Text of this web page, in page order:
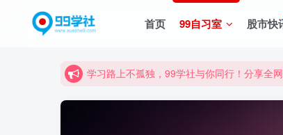
首页 99自习室 股市快
学习路上不孤独，99学社与你同行！分享全
学习路上不孤独，99学社与你同行！分享全